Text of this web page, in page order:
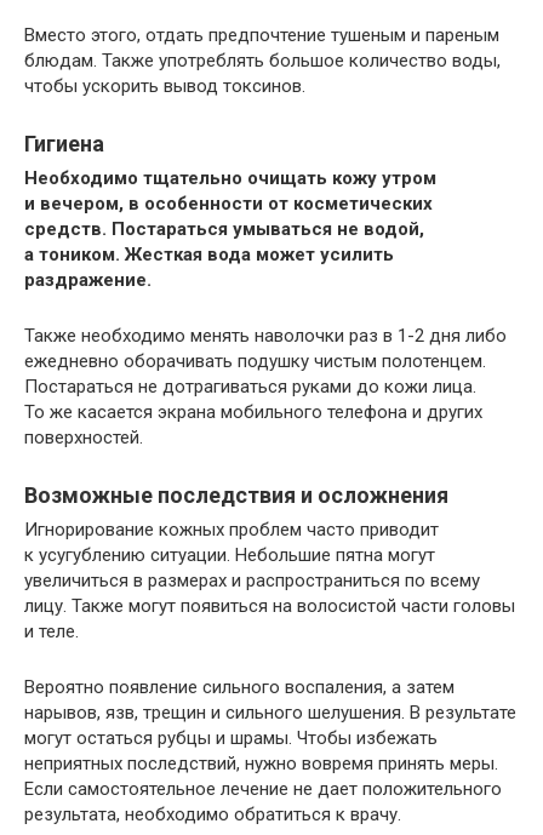
Вместо этого, отдать предпочтение тушеным и пареным
блюдам. Также употреблять большое количество воды,
чтобы ускорить вывод токсинов.
Гигиена
Необходимо тщательно очищать кожу утром
и вечером, в особенности от косметических
средств. Постараться умываться не водой,
а тоником. Жесткая вода может усилить
раздражение.
Также необходимо менять наволочки раз в 1-2 дня либо
ежедневно оборачивать подушку чистым полотенцем.
Постараться не дотрагиваться руками до кожи лица.
То же касается экрана мобильного телефона и других
поверхностей.
Возможные последствия и осложнения
Игнорирование кожных проблем часто приводит
к усугублению ситуации. Небольшие пятна могут
увеличиться в размерах и распространиться по всему
лицу. Также могут появиться на волосистой части головы
и теле.
Вероятно появление сильного воспаления, а затем
нарывов, язв, трещин и сильного шелушения. В результате
могут остаться рубцы и шрамы. Чтобы избежать
неприятных последствий, нужно вовремя принять меры.
Если самостоятельное лечение не дает положительного
результата, необходимо обратиться к врачу.